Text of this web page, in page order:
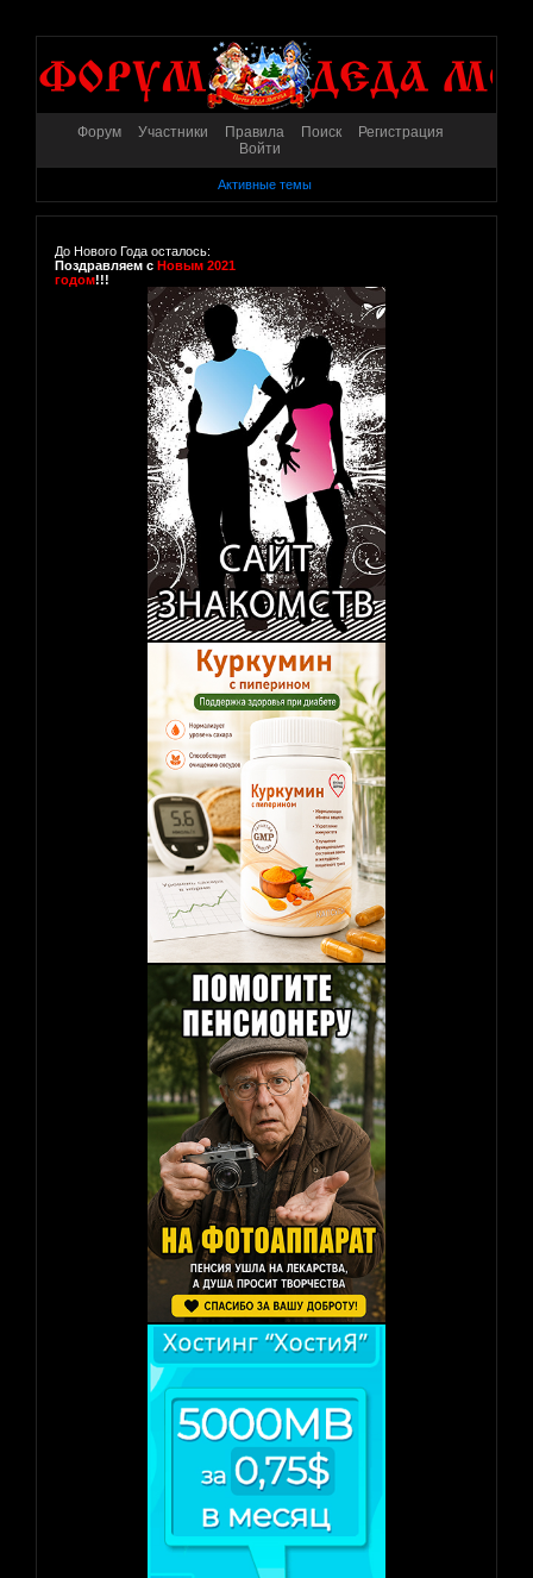
Форум Участники Правила Поиск
Регистрация
Войти
Активные темы
До Нового Года осталось:
Поздравляем с Новым 2021
годом!!!